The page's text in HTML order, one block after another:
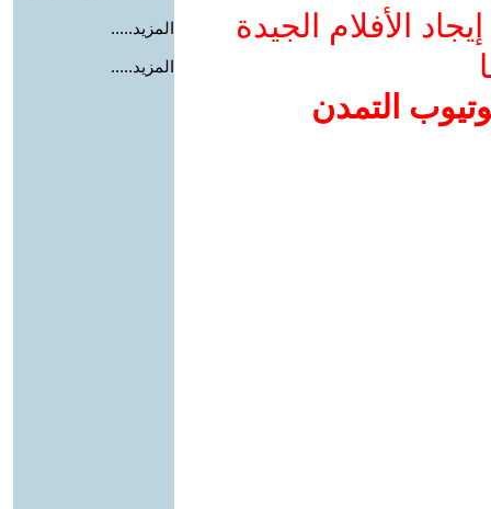
الأفلام الجيدة
التمدن
المزيد.....
المزيد.....